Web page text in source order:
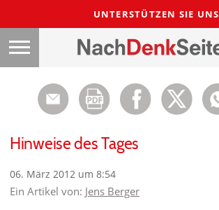
UNTERSTÜTZEN SIE UNS
Hinweise des Tages
06. März 2012 um 8:54
Ein Artikel von: Jens Berger